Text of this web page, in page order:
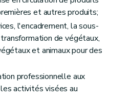
régional de qualité différenciée
et autres produits;
l'encadrement, la sous-
de végétaux,
et animaux pour des
professionnelle aux
activités visées au